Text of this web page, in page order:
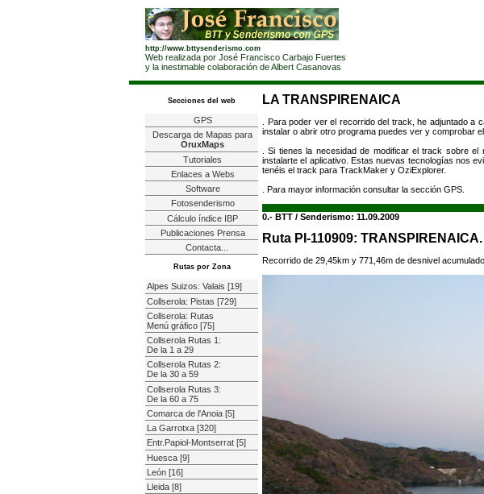
http://www.bttysenderismo.com
Web realizada por José Francisco Carbajo Fuertes
y la inestimable colaboración de Albert Casanovas
Secciones del web
GPS
Descarga de Mapas para
OruxMaps
Tutoriales
Enlaces a Webs
Software
Fotosenderismo
Cálculo índice IBP
Publicaciones Prensa
Contacta...
Rutas por Zona
Alpes Suizos: Valais [19]
Collserola: Pistas [729]
Collserola: Rutas
Menú gráfico [75]
Collserola Rutas 1:
De la 1 a 29
Collserola Rutas 2:
De la 30 a 59
Collserola Rutas 3:
De la 60 a 75
Comarca de l'Anoia [5]
La Garrotxa [320]
Entr.Papiol-Montserrat [5]
Huesca [9]
León [16]
Lleida [8]
LA TRANSPIRENAICA
. Para poder ver el recorrido del track, he adjuntado
instalar o abrir otro programa puedes ver y comprobar
. Si tienes la necesidad de modificar el track sobre
instalarte el aplicativo. Estas nuevas tecnologías nos
tenéis el track para TrackMaker y OziExplorer.
. Para mayor información consultar la sección GPS.
0.- BTT / Senderismo: 11.09.2009
Ruta PI-110909:
Recorrido de 29,45km y 771,46m de desnivel